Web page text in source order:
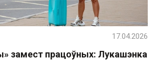
замест працоўных: Лукашэнка
17.04.2026